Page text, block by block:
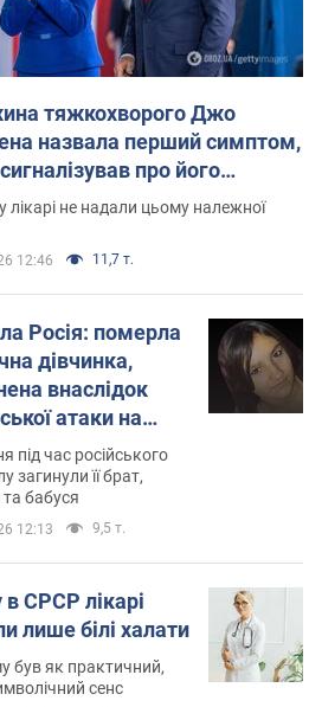
тяжкохворого Джо
назвала перший симптом,
про його
рак
лікарі не надали цьому належної
12:46 11,7 т.
Росія: померла
дівчинка,
внаслідок
атаки на
Фото
під час російського
загинули її брат,
та бабуся
12:13 9,5 т.
СРСР лікарі
лише білі халати
був як практичний,
сенс